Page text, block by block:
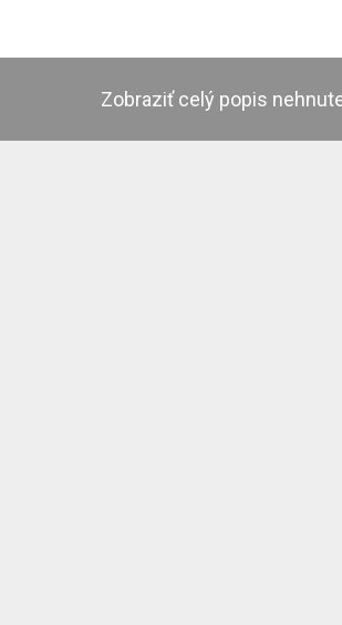
Zobraziť celý popis